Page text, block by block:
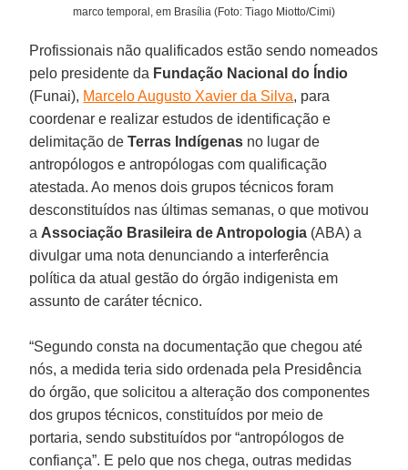
marco temporal, em Brasília (Foto: Tiago Miotto/Cimi)
Profissionais não qualificados estão sendo nomeados
pelo presidente da Fundação Nacional do Índio
(Funai), Marcelo Augusto Xavier da Silva, para
coordenar e realizar estudos de identificação e
delimitação deTerras Indígenas no lugar de
antropólogos e antropólogas com qualificação
atestada. Ao menos dois grupos técnicos foram
desconstituídos nas últimas semanas, o que motivou
a Associação Brasileira de Antropologia (ABA) a
divulgar uma nota denunciando a interferência
política da atual gestão do órgão indigenista em
assunto de caráter técnico.
“Segundo consta na documentação que chegou até
nós, a medida teria sido ordenada pela Presidência
do órgão, que solicitou a alteração dos componentes
dos grupos técnicos, constituídos por meio de
portaria, sendo substituídos por “antropólogos de
confiança”. E pelo que nos chega, outras medidas